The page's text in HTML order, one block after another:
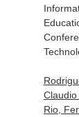
Rio,